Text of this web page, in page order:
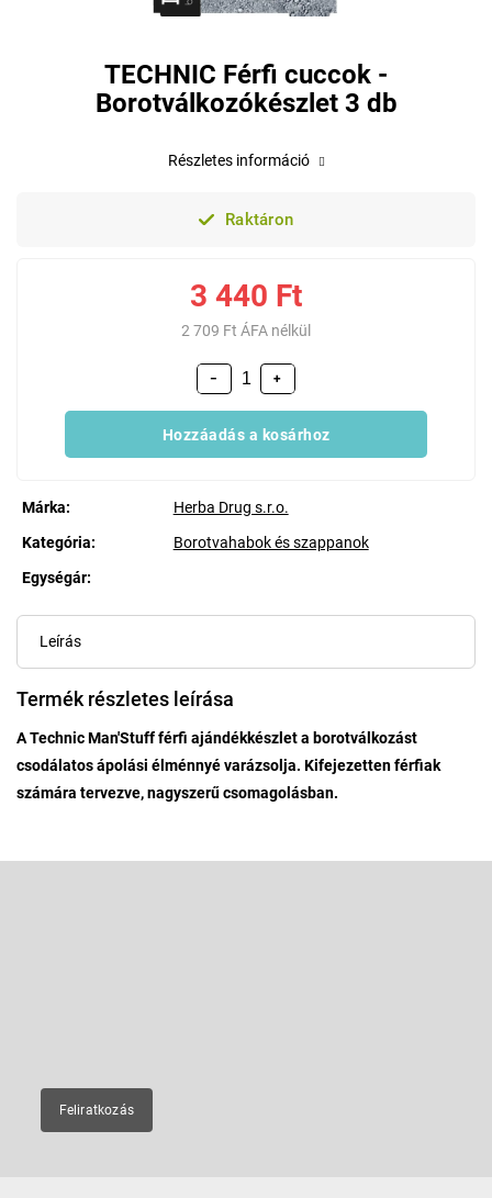
TECHNIC Férfi cuccok -
Borotválkozókészlet 3 db
Raktáron
3 440 Ft
2 709 Ft ÁFA nélkül
+
−
Hozzáadás a kosárhoz
Kategória: Borotvahabok és szappanok
Márka: Herba Drug s.r.o.
Egységár:
Részletes információ
Leírás
Termék részletes leírása
A Technic Man'Stuff férfi ajándékkészlet a borotválkozást
csodálatos ápolási élménnyé varázsolja. Kifejezetten férfiak
számára tervezve, nagyszerű csomagolásban.
Feliratkozás